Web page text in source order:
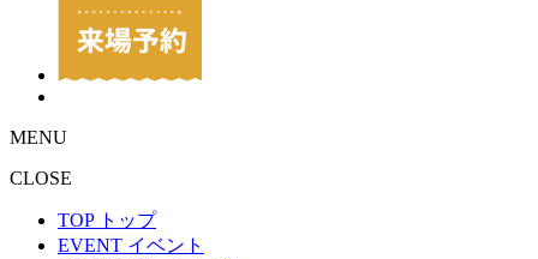
MENU
CLOSE
TOP トップ
EVENT イベント